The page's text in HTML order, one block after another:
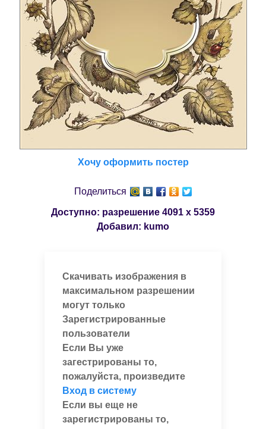
Хочу оформить постер
Поделиться
Доступно: разрешение 4091 x 5359
Добавил: kumo
Скачивать изображения в
максимальном разрешении
могут только
Зарегистрированные
пользователи
Если Вы уже
загестрированы то,
пожалуйста, произведите
Вход в систему
Если вы еще не
зарегистрированы то,